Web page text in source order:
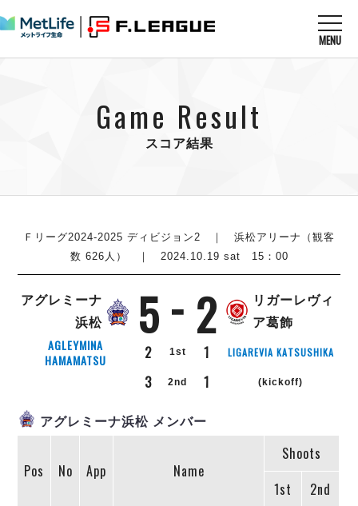
MENU
すべてのニュース
U-23選抜
チケット
メディア情報
その他
試合を観る MATCHES
順位表
警告・退場・出場停止選手
個人ランキング｜ゴール
個人ランキング｜シュート
個人ランキング｜シュート成功率
個人ランキング｜第2PK
メットライフ生命Ｆ２リーグ
順位表
エスポラーダ北海道
バルドラール浦安
フウガドールすみだ
立川アスレティックFC
ボアルース長野
シュライカー大阪
チケットを買う TICKET
アリーナ情報 ARENA
リーグ概要 ABOUT US
リーグ概要
大会概要
過去の記録 ARCHIVE
過去の試合記録
プロジェクト PROJECT
Game Result
スコア結果
Ｆリーグ2024-2025 ディビジョン2
｜ 浜松アリーナ（観客
数 626人） ｜ 2024.10.19 sat 15：00
アグレミーナ
浜松
5 2
リガーレヴィ
ア葛飾
AGLEYMINA
HAMAMATSU
2 1st 1 LIGAREVIA KATSUSHIKA
3 2nd 1 (kickoff)
アグレミーナ浜松 メンバー
Pos No App Name
Shoots
1st
2nd